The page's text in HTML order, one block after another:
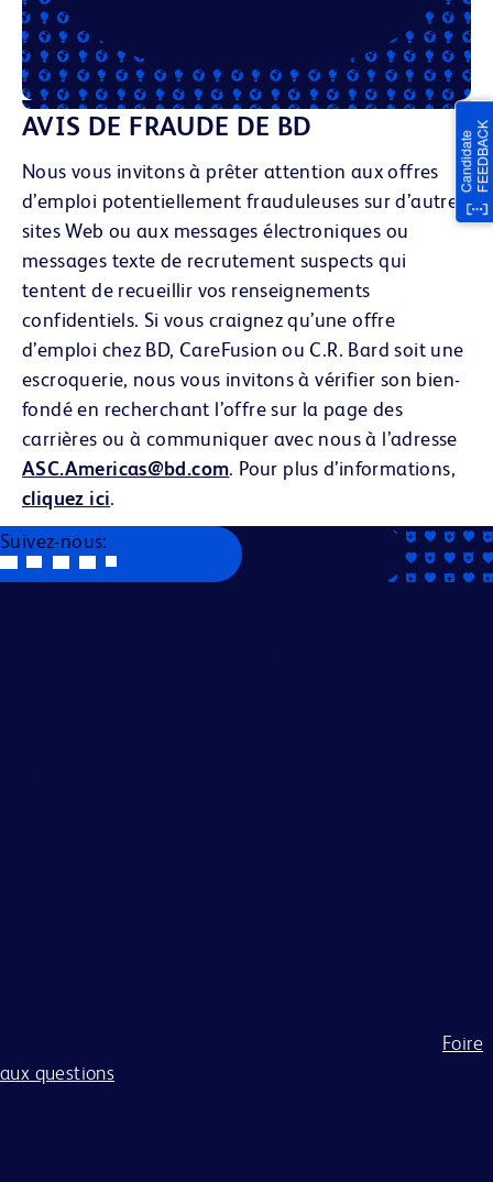
AVIS DE FRAUDE DE BD
Nous vous invitons à prêter attention aux offres
d’emploi potentiellement frauduleuses sur d’autres
sites Web ou aux messages électroniques ou
messages texte de recrutement suspects qui
tentent de recueillir vos renseignements
confidentiels. Si vous craignez qu’une offre
d’emploi chez BD, CareFusion ou C.R. Bard soit une
escroquerie, nous vous invitons à vérifier son bien-
fondé en recherchant l’offre sur la page des
carrières ou à communiquer avec nous à l’adresse
ASC.Americas@bd.com. Pour plus d’informations,
cliquez ici.
Suivez-nous:
Foire
aux questions